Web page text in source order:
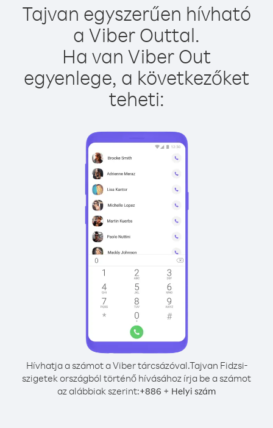
Tajvan egyszerűen hívható
a Viber Outtal.
Ha van Viber Out
egyenlege, a következőket
teheti:
Hívhatja a számot a Viber tárcsázóval.Tajvan Fidzsi-
szigetek országból történő hívásához írja be a számot
az alábbiak szerint:+886 + Helyi szám